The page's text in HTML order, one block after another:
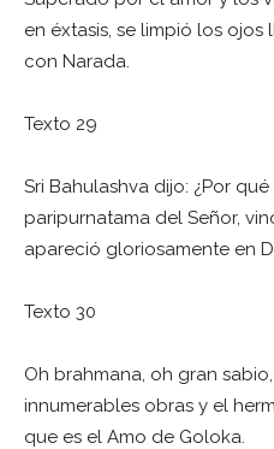
en éxtasis, se limpió los
con Narada.
Texto 29
Sri Bahulashva dijo: ¿Por
paripurnatama del Señor,
apareció gloriosamente en
Texto 30
Oh brahmana, oh gran
innumerables obras y el
que es el Amo de Goloka.